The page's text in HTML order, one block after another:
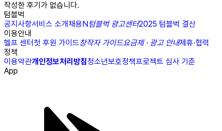
작성한 후기가 없습니다.
텀블벅
공지사항서비스 소개채용N텀블벅 광고센터2025 텀블벅 결산
이용안내
헬프 센터첫 후원 가이드창작자 가이드요금제 · 광고 안내제휴·협력
정책
이용약관개인정보처리방침청소년보호정책프로젝트 심사 기준
App